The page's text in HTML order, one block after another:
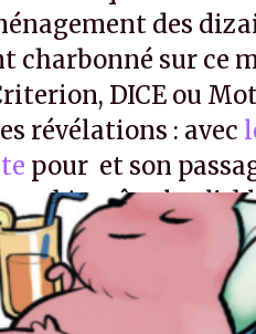
des
charbonné sur ce
DICE ou
révélations : avec
pour et son
bientôt plus
une victoire